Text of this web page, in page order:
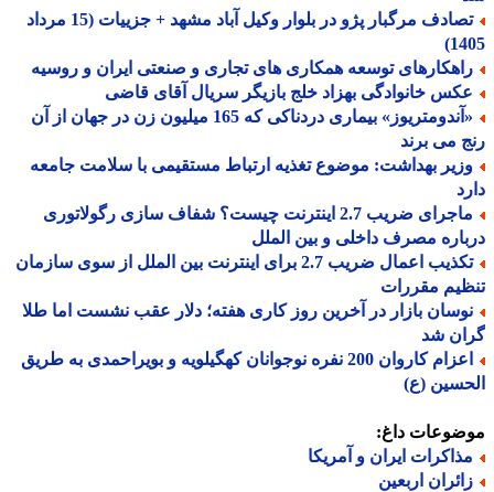
تصادف مرگبار پژو در بلوار وکیل آباد مشهد + جزییات (15 مرداد
توسعه همکاری های تجاری و صنعتی ایران و روسیه
خانوادگی بهزاد خلج بازیگر سریال آقای قاضی
«آندومتریوز» بیماری دردناکی که 165 میلیون زن در جهان از آن
می برند
بهداشت: موضوع تغذیه ارتباط مستقیمی با سلامت جامعه
ماجرای ضریب 2.7 اینترنت چیست؟ شفاف سازی رگولاتوری
مصرف داخلی و بین الملل
تکذیب اعمال ضریب 2.7 برای اینترنت بین الملل از سوی سازمان
مقررات
بازار در آخرین روز کاری هفته؛ دلار عقب نشست اما طلا
شد
اعزام کاروان 200 نفره نوجوانان کهگیلویه و بویراحمدی به طریق
(ع)
داغ:
ایران و آمریکا
اربعین